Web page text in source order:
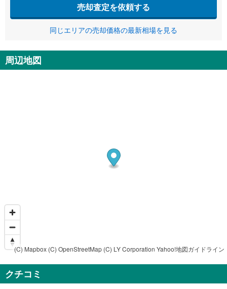
売却査定を依頼する
同じエリアの売却価格の最新相場を見る
周辺地図
(C) Mapbox (C) OpenStreetMap (C) LY Corporation Yahoo!地図ガイドライン
クチコミ